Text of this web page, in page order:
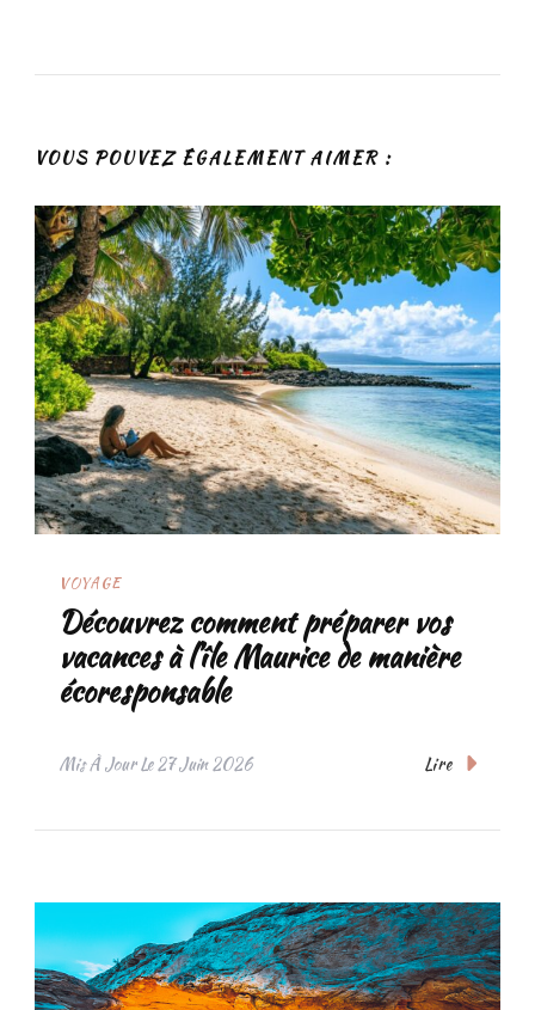
VOUS POUVEZ ÉGALEMENT AIMER :
VOYAGE
Découvrez comment préparer vos
vacances à l’île Maurice de manière
écoresponsable
Mis À Jour Le27 Juin 2026 Lire